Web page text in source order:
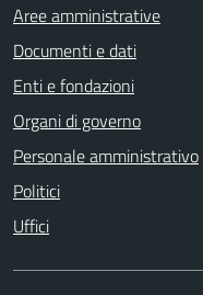
Aree amministrative
Documenti e dati
Enti e fondazioni
Organi di governo
Personale amministrativo
Politici
Uffici